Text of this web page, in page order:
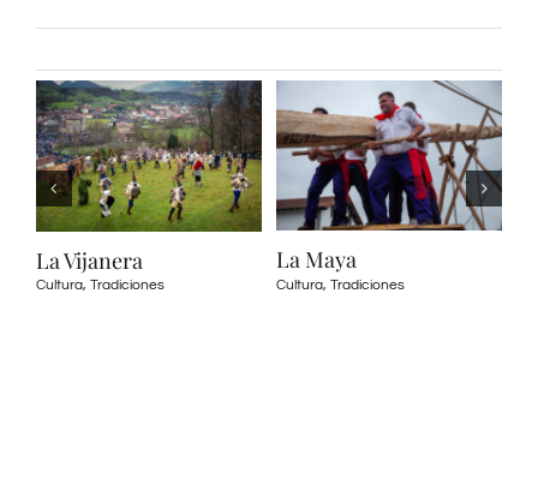
La Vijanera
Cultura, Tradiciones
La Maya
Cultura, Tradiciones